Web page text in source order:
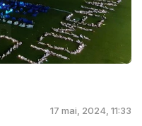
17 mai, 2024, 11:33